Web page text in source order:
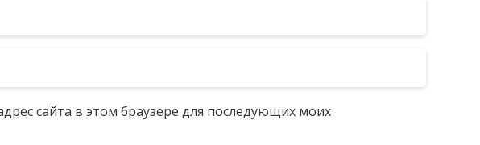
сайта в этом браузере для последующих моих